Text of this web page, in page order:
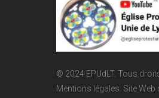
© 2024 EPUdLT. Tous
Mentions légales. Site Web